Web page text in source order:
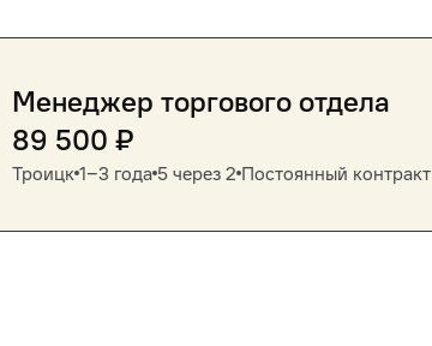
Менеджер торгового отдела
89 500 ₽
Троицк 1‒3 года 5 через 2 Постоянный контракт